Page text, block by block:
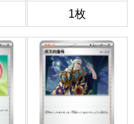
1枚